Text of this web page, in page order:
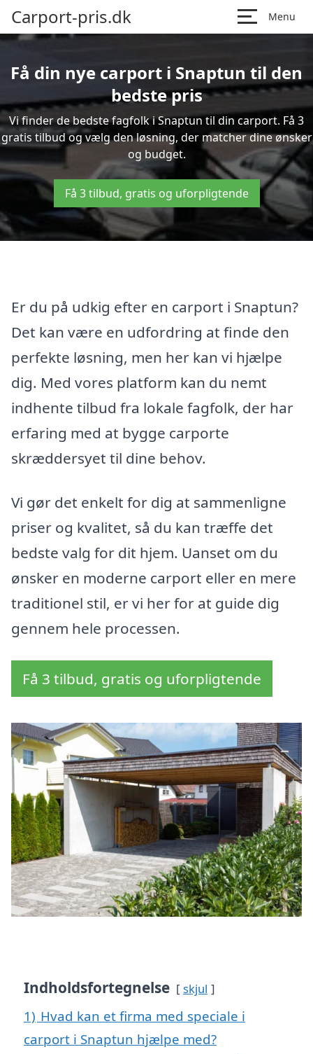
Carport-pris.dk Menu
Få din nye carport i Snaptun til den
bedste pris
Vi finder de bedste fagfolk i Snaptun til din carport. Få 3
gratis tilbud og vælg den løsning, der matcher dine ønsker
og budget.
Få 3 tilbud, gratis og uforpligtende
Er du på udkig efter en carport i Snaptun?
Det kan være en udfordring at finde den
perfekte løsning, men her kan vi hjælpe
dig. Med vores platform kan du nemt
indhente tilbud fra lokale fagfolk, der har
erfaring med at bygge carporte
skræddersyet til dine behov.
Vi gør det enkelt for dig at sammenligne
priser og kvalitet, så du kan træffe det
bedste valg for dit hjem. Uanset om du
ønsker en moderne carport eller en mere
traditionel stil, er vi her for at guide dig
gennem hele processen.
Få 3 tilbud, gratis og uforpligtende
Indholdsfortegnelse skjul
1) Hvad kan et firma med speciale i
carport i Snaptun hjælpe med?